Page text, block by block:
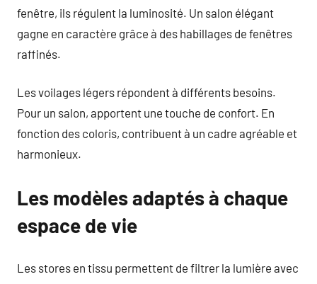
fenêtre, ils régulent la luminosité. Un salon élégant
gagne en caractère grâce à des habillages de fenêtres
raffinés.
Les voilages légers répondent à différents besoins.
Pour un salon, apportent une touche de confort. En
fonction des coloris, contribuent à un cadre agréable et
harmonieux.
Les modèles adaptés à chaque
espace de vie
Les stores en tissu permettent de filtrer la lumière avec